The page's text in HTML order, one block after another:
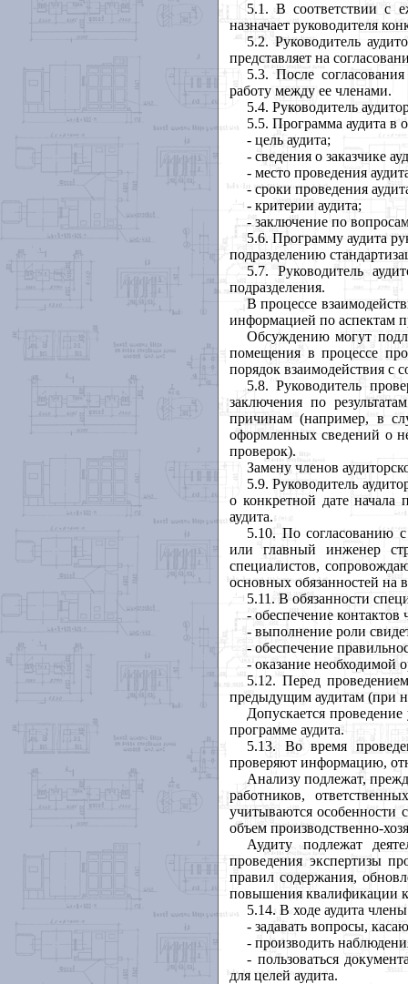
5.1. В соответствии с
назначает руководителя
5.2. Руководитель
представляет на
5.3. После
работу между ее членами.
5.4. Руководитель
5.5. Программа аудита в
- цель аудита;
- сведения о заказчике
- место проведения
- сроки проведения
- критерии аудита;
- заключение по
5.6. Программу аудита
подразделению
5.7. Руководитель
подразделения.
В процессе
информацией по аспектам
Обсуждению могут
помещения в процессе
порядок взаимодействия
5.8. Руководитель
заключения по
причинам (например, в
оформленных сведений о
проверок).
Замену членов
5.9. Руководитель
о конкретной дате начала
аудита.
5.10.По согласованию с
или главный инженер
специалистов,
основных обязанностей на
5.11. В обязанности
- обеспечение контактов
- выполнение роли
- обеспечение
- оказание необходимой
5.12. Перед
предыдущим аудитам (при
Допускается
программе аудита.
5.13. Во время
проверяют информацию,
Анализу подлежат,
работников,
учитываются особенности
объем производственно-
Аудиту подлежат
проведения экспертизы
правил содержания,
повышения квалификации
5.14. В ходе аудита
- задавать вопросы,
- производить
- пользоваться
для целей аудита.